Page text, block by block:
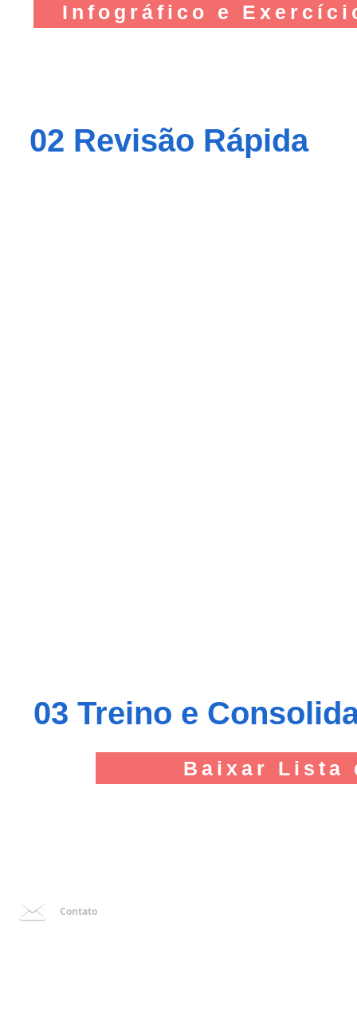
Infográfico e
02 Revisão Rápida
03 Treino e
Baixar Lista
Contato